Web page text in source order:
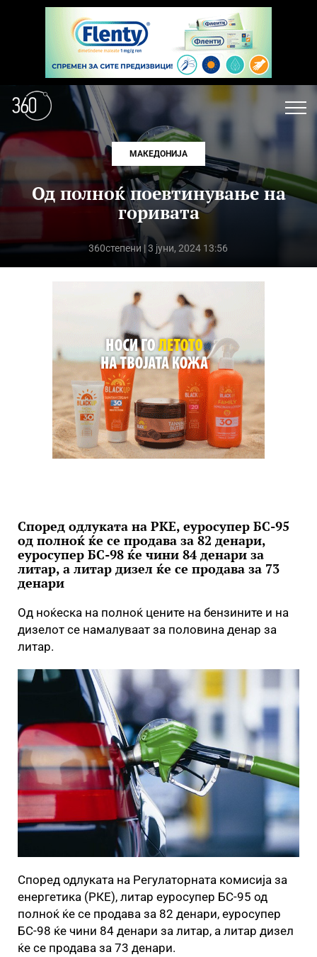
МАКЕДОНИЈА
Од полноќ поевтинување на
горивата
360степени | 3 јуни, 2024 13:56
Според одлуката на РКЕ, еуросупер БС-95
од полноќ ќе се продава за 82 денари,
еуросупер БС-98 ќе чини 84 денари за
литар, а литар дизел ќе се продава за 73
денари
Од ноќеска на полноќ цените на бензините и на
дизелот се намалуваат за половина денар за
литар.
Според одлуката на Регулаторната комисија за
енергетика (РКЕ), литар еуросупер БС-95 од
полноќ ќе се продава за 82 денари, еуросупер
БС-98 ќе чини 84 денари за литар, а литар дизел
ќе се продава за 73 денари.